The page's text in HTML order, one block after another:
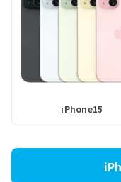
iPhone15